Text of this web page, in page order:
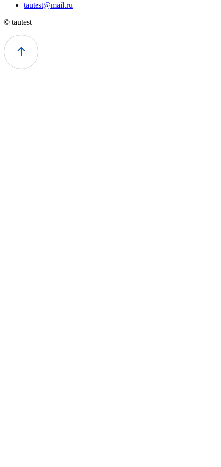
tautest@mail.ru
© tautest